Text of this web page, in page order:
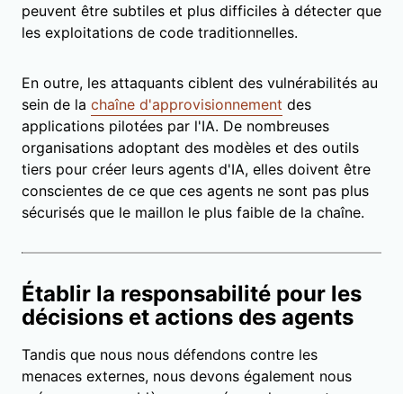
peuvent être subtiles et plus difficiles à détecter que
les exploitations de code traditionnelles.
En outre, les attaquants ciblent des vulnérabilités au
sein de la chaîne d'approvisionnement des
applications pilotées par l'IA. De nombreuses
organisations adoptant des modèles et des outils
tiers pour créer leurs agents d'IA, elles doivent être
conscientes de ce que ces agents ne sont pas plus
sécurisés que le maillon le plus faible de la chaîne.
Établir la responsabilité pour les
décisions et actions des agents
Tandis que nous nous défendons contre les
menaces externes, nous devons également nous